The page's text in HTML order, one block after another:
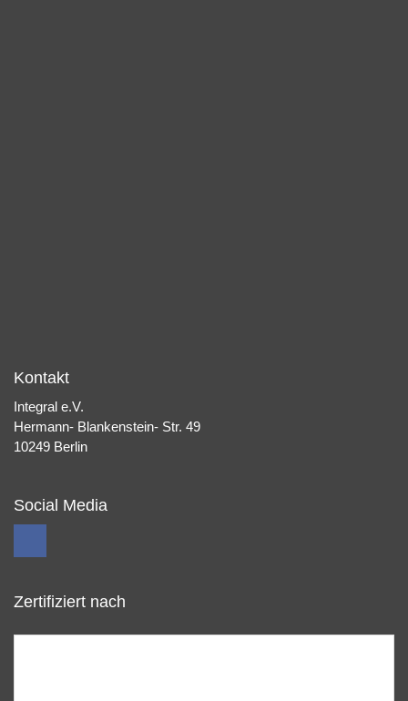
Kontakt
Integral e.V.
Hermann- Blankenstein- Str. 49
10249 Berlin
Social Media
Zertifiziert nach